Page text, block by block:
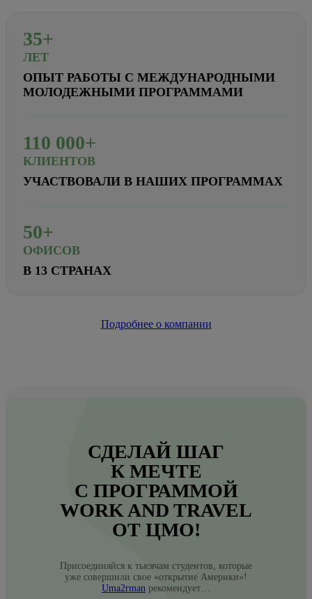
35+
ЛЕТ
ОПЫТ РАБОТЫ С МЕЖДУНАРОДНЫМИ
МОЛОДЕЖНЫМИ ПРОГРАММАМИ
110 000+
КЛИЕНТОВ
УЧАСТВОВАЛИ В НАШИХ ПРОГРАММАХ
50+
ОФИСОВ
В 13 СТРАНАХ
Подробнее о компании
СДЕЛАЙ ШАГ
К МЕЧТЕ
С ПРОГРАММОЙ
WORK AND TRAVEL
ОТ ЦМО!
Присоединяйся к тысячам студентов, которые
уже совершили свое «открытие Америки»!
Uma2rman рекомендует…